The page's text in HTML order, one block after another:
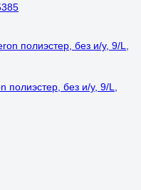
без и/у, 9/L,